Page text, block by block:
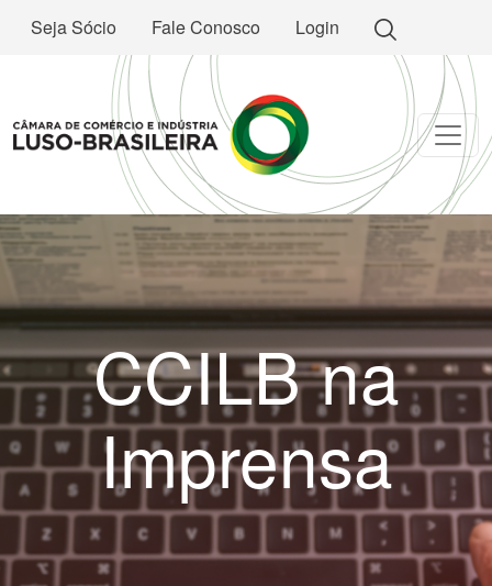
Seja Sócio Fale Conosco Login
CCILB na
Imprensa